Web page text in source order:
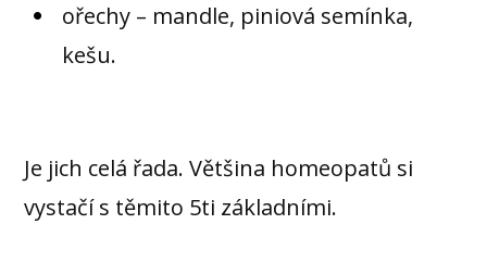
ořechy – mandle, piniová semínka,
kešu.
Je jich celá řada. Většina homeopatů si
vystačí s těmito 5ti základními.